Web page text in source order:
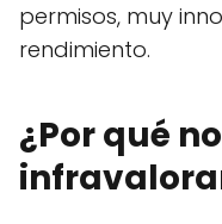
permisos, muy
rendimiento.
¿Por qué
infravalorar